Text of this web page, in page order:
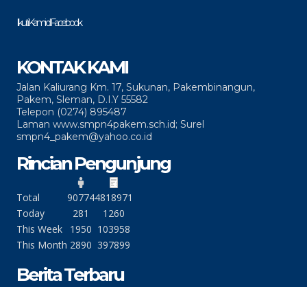
Ikuti Kami di Facebook
KONTAK KAMI
Jalan Kaliurang Km. 17, Sukunan, Pakembinangun,
Pakem, Sleman, D.I.Y 55582
Telepon (0274) 895487
Laman www.smpn4pakem.sch.id; Surel
smpn4_pakem@yahoo.co.id
Rincian Pengunjung
Total 907744818971
Today
281
1260
This Week
1950 103958
This Month 2890 397899
Berita Terbaru